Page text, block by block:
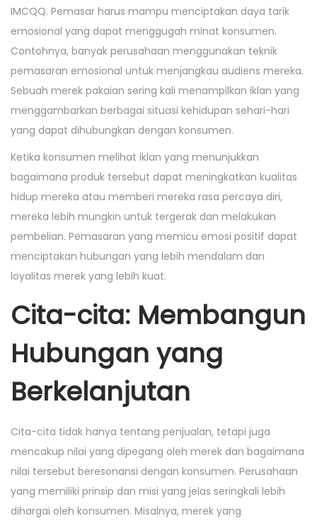
IMCQQ. Pemasar harus mampu menciptakan daya tarik
emosional yang dapat menggugah minat konsumen.
Contohnya, banyak perusahaan menggunakan teknik
pemasaran emosional untuk menjangkau audiens mereka.
Sebuah merek pakaian sering kali menampilkan iklan yang
menggambarkan berbagai situasi kehidupan sehari-hari
yang dapat dihubungkan dengan konsumen.
Ketika konsumen melihat iklan yang menunjukkan
bagaimana produk tersebut dapat meningkatkan kualitas
hidup mereka atau memberi mereka rasa percaya diri,
mereka lebih mungkin untuk tergerak dan melakukan
pembelian. Pemasaran yang memicu emosi positif dapat
menciptakan hubungan yang lebih mendalam dan
loyalitas merek yang lebih kuat.
Cita-cita: Membangun
Hubungan yang
Berkelanjutan
Cita-cita tidak hanya tentang penjualan, tetapi juga
mencakup nilai yang dipegang oleh merek dan bagaimana
nilai tersebut beresonansi dengan konsumen. Perusahaan
yang memiliki prinsip dan misi yang jelas seringkali lebih
dihargai oleh konsumen. Misalnya, merek yang